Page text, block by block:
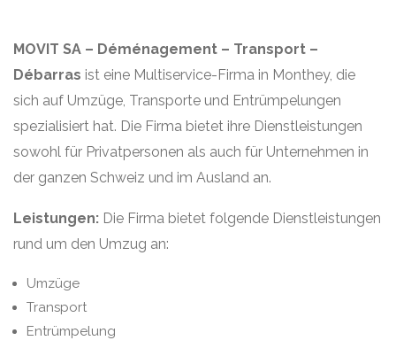
MOVIT SA – Déménagement – Transport –
Débarras ist eine Multiservice-Firma in Monthey, die
sich auf Umzüge, Transporte und Entrümpelungen
spezialisiert hat. Die Firma bietet ihre Dienstleistungen
sowohl für Privatpersonen als auch für Unternehmen in
der ganzen Schweiz und im Ausland an.
Leistungen: Die Firma bietet folgende Dienstleistungen
rund um den Umzug an:
Umzüge
Transport
Entrümpelung